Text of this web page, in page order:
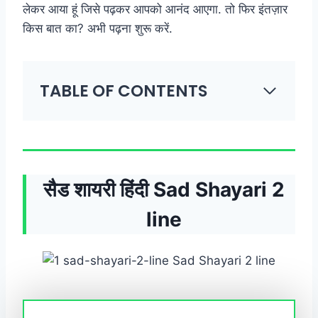
लेकर आया हूं जिसे पढ़कर आपको आनंद आएगा. तो फिर इंतज़ार
किस बात का? अभी पढ़ना शुरू करें.
TABLE OF CONTENTS
सैड शायरी हिंदी Sad Shayari 2
line